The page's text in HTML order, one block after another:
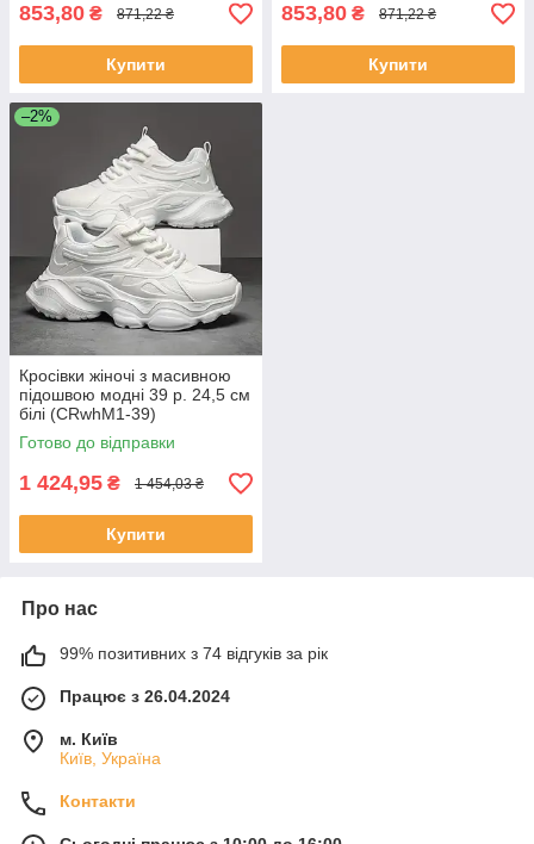
853,80 ₴ 871,22 ₴
Купити
853,80 ₴ 871,22 ₴
Купити
–2%
Кросівки жіночі з масивною
підошвою модні 39 р. 24,5 см
білі (CRwhM1-39)
Готово до відправки
1 424,95 ₴ 1 454,03 ₴
Купити
Про нас
99% позитивних з 74 відгуків за рік
Працює з 26.04.2024
м. Київ
Київ, Україна
Контакти